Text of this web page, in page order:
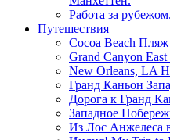
Работа за рубежом.
Путешествия
Cocoa Beach
Grand Canyon
New Orleans, LA
Гранд Каньон
Дорога к Гранд
Западное
Из Лос Анжелеса